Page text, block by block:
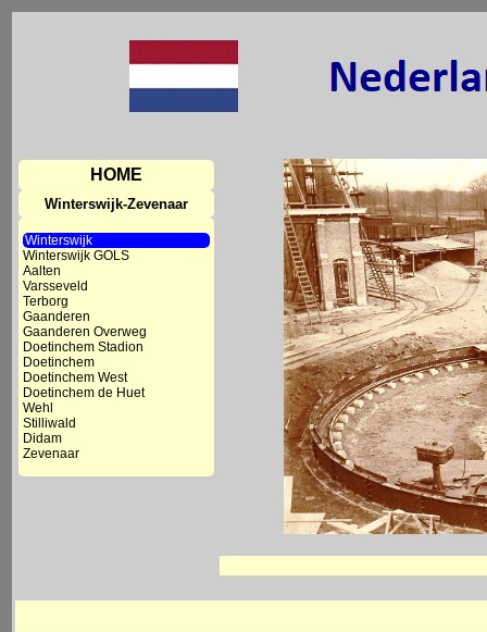
HOME
Winterswijk-Zevenaar
Winterswijk
Winterswijk GOLS
Aalten
Varsseveld
Terborg
Gaanderen
Gaanderen Overweg
Doetinchem Stadion
Doetinchem
Doetinchem West
Doetinchem de Huet
Wehl
Stilliwald
Didam
Zevenaar